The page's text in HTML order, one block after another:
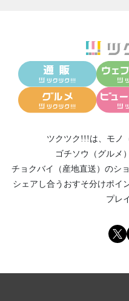
ツクツク!!!は、 モノ
ゴチソウ（グルメ）
チョクバイ（産地直送） のシ
シェアし合う おすそ分けポイ
プレ